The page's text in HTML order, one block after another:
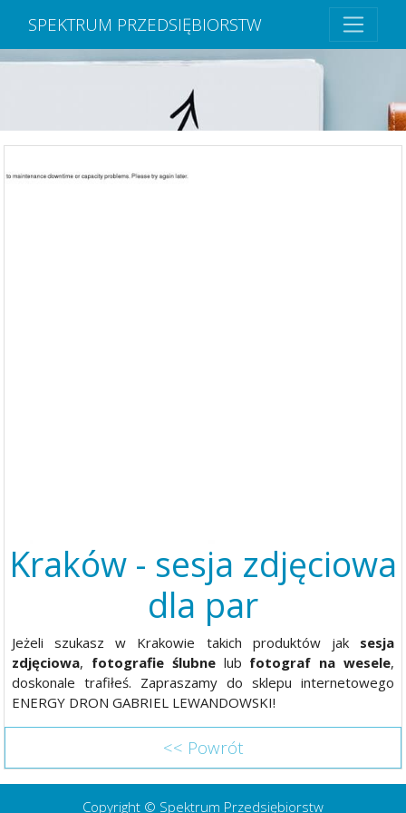
SPEKTRUM PRZEDSIĘBIORSTW
Kraków - sesja zdjęciowa
dla par
Jeżeli szukasz w Krakowie takich produktów jak sesja
zdjęciowa, fotografie ślubnelub fotograf na wesele,
doskonale trafiłeś. Zapraszamy do sklepu internetowego
ENERGY DRON GABRIEL LEWANDOWSKI!
<< Powrót
Copyright © Spektrum Przedsiębiorstw